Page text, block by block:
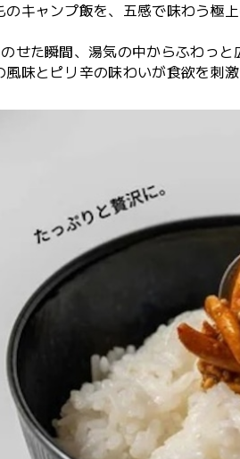
キャンプ飯を、五感で味わう極上
せた瞬間、湯気の中からふわっと
風味とピリ辛の味わいが食欲を刺